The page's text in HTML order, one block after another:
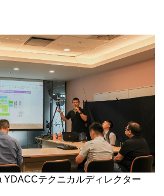
YDACCテクニカルディレクター